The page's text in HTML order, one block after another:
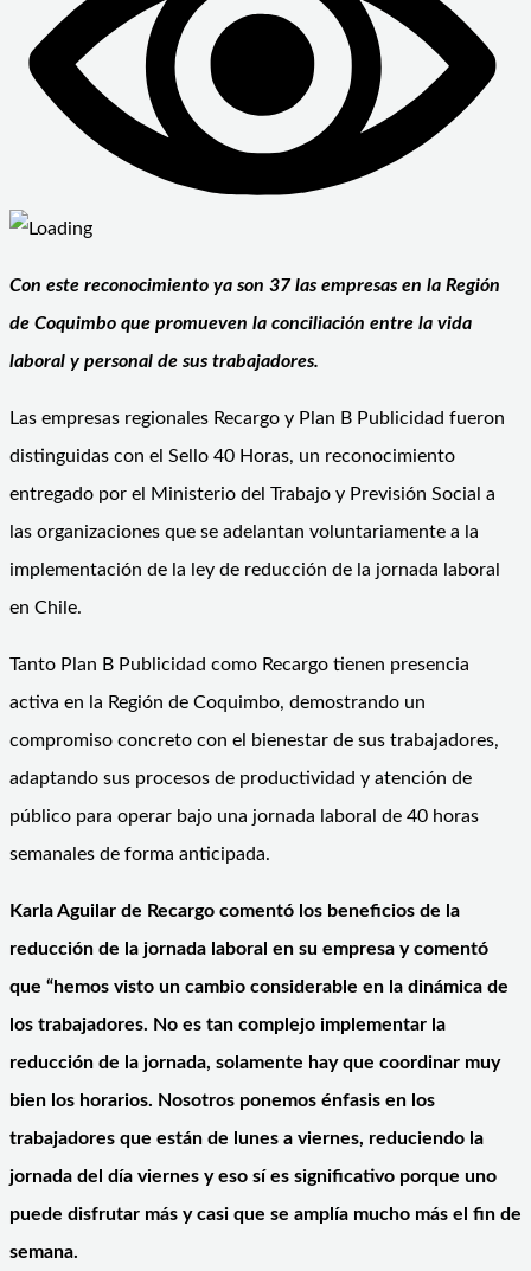
Con este reconocimiento ya son 37 las empresas en la Región
de Coquimbo que promueven la conciliación entre la vida
laboral y personal de sus trabajadores.
Las empresas regionales Recargo y Plan B Publicidad fueron
distinguidas con el Sello 40 Horas, un reconocimiento
entregado por el Ministerio del Trabajo y Previsión Social a
las organizaciones que se adelantan voluntariamente a la
implementación de la ley de reducción de la jornada laboral
en Chile.
Tanto Plan B Publicidad como Recargo tienen presencia
activa en la Región de Coquimbo, demostrando un
compromiso concreto con el bienestar de sus trabajadores,
adaptando sus procesos de productividad y atención de
público para operar bajo una jornada laboral de 40 horas
semanales de forma anticipada.
Karla Aguilar de Recargo comentó los beneficios de la
reducción de la jornada laboral en su empresa y comentó
que “hemos visto un cambio considerable en la dinámica de
los trabajadores. No es tan complejo implementar la
reducción de la jornada, solamente hay que coordinar muy
bien los horarios. Nosotros ponemos énfasis en los
trabajadores que están de lunes a viernes, reduciendo la
jornada del día viernes y eso sí es significativo porque uno
puede disfrutar más y casi que se amplía mucho más el fin de
semana.